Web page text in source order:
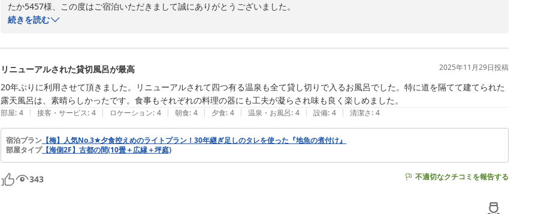
たか5457様、この度はご宿泊いただきまして誠にありがとうございました。
お好みのお風呂が見つかって良かったです＾＾
またのご来館お待ち申し上げております。
熱海温泉 法悦
2026-01-25
続きを読む
リニューアルされた貸切風呂が最高 2025年11月29日投稿
20年ぶりに利用させて頂きました。リニューアルされて四つ有る温泉も全て貸し切りで入るお風呂でした。特に道を隔てて建てられた
露天風呂は、素晴らしかったです。食事もそれぞれの料理の器にも工夫が凝らされ味も良く楽しめました。
部屋: 4 | 接客・サービス: 4 | ロケーション: 4 | 朝食: 4 | 夕食: 4 | 温泉・お風呂: 4 | 設備: 4 | 清潔さ: 4
宿泊プラン 【梅】人気No.3★夕食控えめのライトプラン！30年継ぎ足しのタレを使った『地魚の煮付け』
部屋タイプ【海側2F】古都の間(10畳＋広縁＋坪庭)
343 不適切なクチコミを報告する